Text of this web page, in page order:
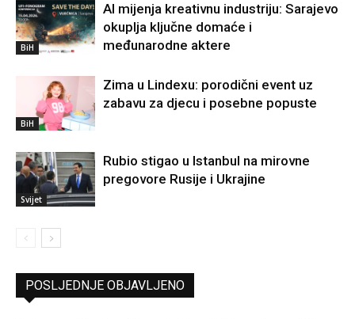
BiH
AI mijenja kreativnu industriju: Sarajevo
okuplja ključne domaće i
međunarodne aktere
BiH
Zima u Lindexu: porodični event uz
zabavu za djecu i posebne popuste
Svijet
Rubio stigao u Istanbul na mirovne
pregovore Rusije i Ukrajine
POSLJEDNJE OBJAVLJENO